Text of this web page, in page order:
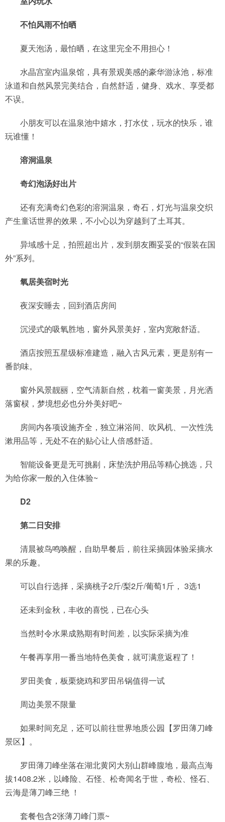
不怕风雨不怕晒
夏天泡汤，最怕晒，在这里完全不用担心！
水晶宫室内温泉馆，具有景观美感的豪华游泳池，标准
泳道和自然风景完美结合，自然舒适，健身、戏水、享受都
不误。
小朋友可以在温泉池中嬉水，打水仗，玩水的快乐，谁
玩谁懂！
溶洞温泉
奇幻泡汤好出片
还有充满奇幻色彩的溶洞温泉，奇石，灯光与温泉交织
产生童话世界的效果，不小心以为穿越到了土耳其。
异域感十足，拍照超出片，发到朋友圈妥妥的“假装在国
外”系列。
氧居美宿时光
夜深安睡去，回到酒店房间
沉浸式的吸氧胜地，窗外风景美好，室内宽敞舒适。
酒店按照五星级标准建造，融入古风元素，更是别有一
番韵味。
窗外风景靓丽，空气清新自然，枕着一窗美景，月光洒
落窗棂，梦境想必也分外美好吧~
房间内各项设施齐全，独立淋浴间、吹风机、一次性洗
漱用品等，无处不在的贴心让人倍感舒适。
智能设备更是无可挑剔，床垫洗护用品等精心挑选，只
为给你家一般的入住体验~
D2
第二日安排
清晨被鸟鸣唤醒，自助早餐后，前往采摘园体验采摘水
果的乐趣。
可以自行选择，采摘桃子2斤/梨2斤/葡萄1斤， 3选1
还未到金秋，丰收的喜悦，已在心头
当然时令水果成熟期有时间差，以实际采摘为准
午餐再享用一番当地特色美食，就可满意返程了！
罗田美食，板栗烧鸡和罗田吊锅值得一试
周边美景不限量
如果时间充足，还可以前往世界地质公园【罗田薄刀峰
景区】。
罗田薄刀峰坐落在湖北黄冈大别山群峰腹地，最高点海
拔1408.2米，以峰险、石怪、松奇闻名于世，奇松、怪石、
云海是薄刀峰三绝 ！
套餐包含2张薄刀峰门票~